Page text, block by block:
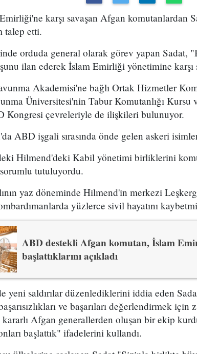
karşı savaşan Afgan komutanlardan
talep etti.
orduda general olarak görev yapan Sadat,
ilan ederek İslam Emirliği yönetimine karşı
Akademisi'ne bağlı Ortak Hizmetler
Üniversitesi'nin Tabur Komutanlığı
Kongresi çevreleriyle de ilişkileri bulunuyor.
ABD işgali sırasında önde gelen askeri
Hilmend'deki Kabil yönetimi birliklerini
tutuluyordu.
yaz döneminde Hilmend'in merkezi
yüzlerce sivil hayatını
ABD destekli Afgan komutan, İslam
başlattıklarını açıkladı
yeni saldırılar düzenlediklerini iddia eden
ve başarıları değerlendirmek
Afgan generallerden oluşan bir ekip
başlattık" ifadelerini kullandı.